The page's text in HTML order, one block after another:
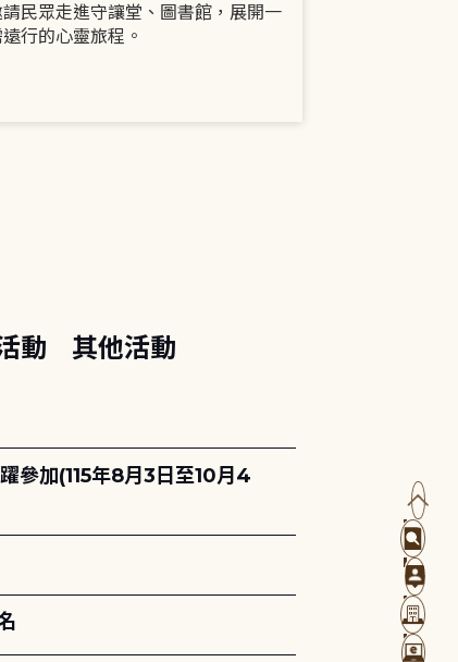
民眾走進守讓堂、圖書館，展開一
行的心靈旅程。
動 其他活動
參加(115年8月3日至10月4